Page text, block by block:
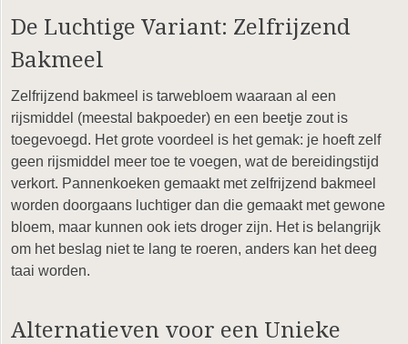
De Luchtige Variant: Zelfrijzend
Bakmeel
Zelfrijzend bakmeel is tarwebloem waaraan al een
rijsmiddel (meestal bakpoeder) en een beetje zout is
toegevoegd. Het grote voordeel is het gemak: je hoeft zelf
geen rijsmiddel meer toe te voegen, wat de bereidingstijd
verkort. Pannenkoeken gemaakt met zelfrijzend bakmeel
worden doorgaans luchtiger dan die gemaakt met gewone
bloem, maar kunnen ook iets droger zijn. Het is belangrijk
om het beslag niet te lang te roeren, anders kan het deeg
taai worden.
Alternatieven voor een Unieke